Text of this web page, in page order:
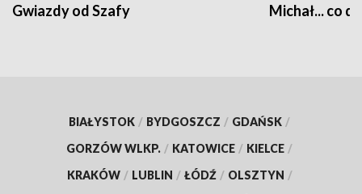
Gwiazdy od Szafy Michał... co
BIAŁYSTOK / BYDGOSZCZ / GDAŃSK /
GORZÓW WLKP. / KATOWICE / KIELCE /
KRAKÓW / LUBLIN / ŁÓDŹ / OLSZTYN /